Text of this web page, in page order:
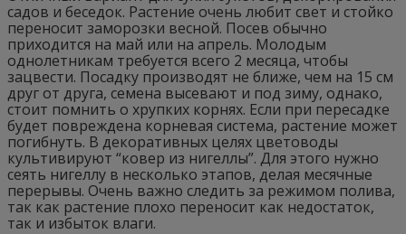
садов и беседок. Растение очень любит свет и стойко
переносит заморозки весной. Посев обычно
приходится на май или на апрель. Молодым
однолетникам требуется всего 2 месяца, чтобы
зацвести. Посадку производят не ближе, чем на 15 см
друг от друга, семена высевают и под зиму, однако,
стоит помнить о хрупких корнях. Если при пересадке
будет повреждена корневая система, растение может
погибнуть. В декоративных целях цветоводы
культивируют “ковер из нигеллы”. Для этого нужно
сеять нигеллу в несколько этапов, делая месячные
перерывы. Очень важно следить за режимом полива,
так как растение плохо переносит как недостаток,
так и избыток влаги.